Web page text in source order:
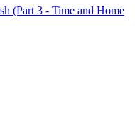
(Part 3 - Time and Home